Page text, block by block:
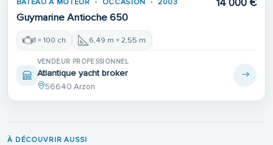
VENDU
BATEAU À MOTEUR OCCASION 2003
Guymarine Antioche 650
14 000 €
1 × 100 ch 6,49 m × 2,55 m
VENDEUR PROFESSIONNEL
Atlantique yacht broker
56640 Arzon
À DÉCOUVRIR AUSSI